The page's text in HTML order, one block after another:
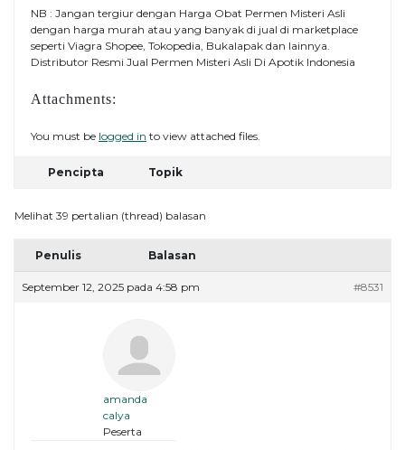
NB : Jangan tergiur dengan Harga Obat Permen Misteri Asli
dengan harga murah atau yang banyak di jual di marketplace
seperti Viagra Shopee, Tokopedia, Bukalapak dan lainnya.
Distributor Resmi Jual Permen Misteri Asli Di Apotik Indonesia
Attachments:
You must be logged in to view attached files.
Pencipta Topik
Melihat 39 pertalian (thread) balasan
Penulis Balasan
September 12, 2025 pada 4:58 pm #8531
amanda
calya
Peserta